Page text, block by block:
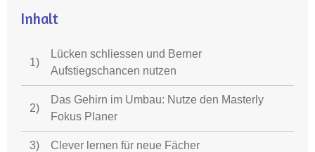
Inhalt
1)
Lücken schliessen und Berner
Aufstiegschancen nutzen
2)
Das Gehirn im Umbau: Nutze den Masterly
Fokus Planer
3) Clever lernen für neue Fächer